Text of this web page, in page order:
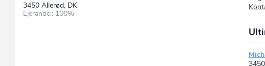
3450 Allerød, DK
Ejerandel: 100%